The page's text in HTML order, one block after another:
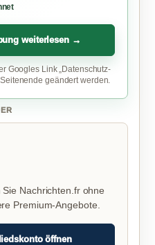
weiterlesen →
Googles Link „Datenschutz-
geändert werden.
Nachrichten.fr ohne
Premium-Angebote.
öffnen